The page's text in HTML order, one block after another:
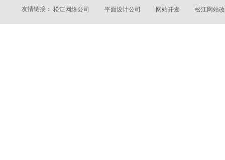
友情链接： 松江网络公司 平面设计公司 网站开发 松江网站